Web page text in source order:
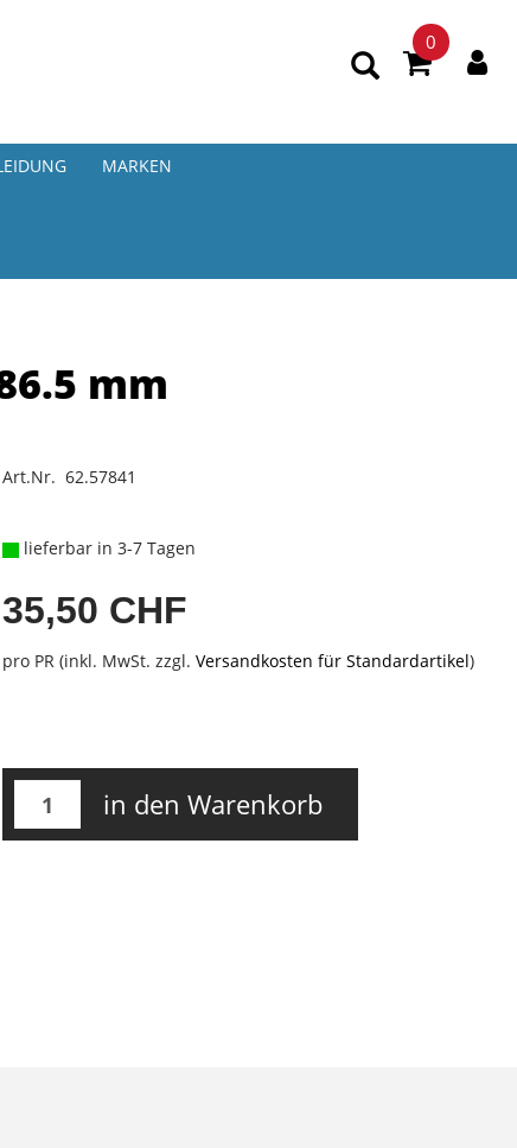
0
MARKEN
mm
Art.Nr. 62.57841
lieferbar in 3-7 Tagen
35,50 CHF
pro PR (inkl. MwSt. zzgl. Versandkosten für Standardartikel)
in den Warenkorb